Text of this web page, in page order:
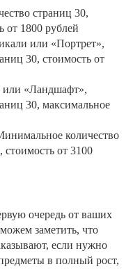
страниц 30,
от 1800 рублей
или «Портрет»,
30, стоимость от
или «Ландшафт»,
30, максимальное
количество
стоимость от 3100
очередь от ваших
заметить, что
если нужно
в полный рост,